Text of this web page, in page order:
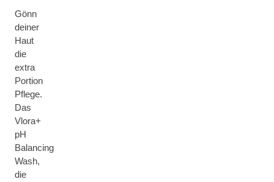
Gönn
deiner
Haut
die
extra
Portion
Pflege.
Das
Vlora+
pH
Balancing
Wash,
die